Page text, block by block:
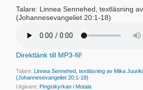
Talare: Linnea Sennehed, textläsning
(Johannesevangeliet 20:1-18)
Direktlänk till MP3-fil!
Talare:Linnea Sennehed, textläsning av Mika
(Johannesevangeliet 20:1-18)
Utgivare:Pingstkyrkan i Motala